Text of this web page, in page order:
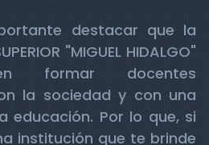
destacar que la
"MIGUEL HIDALGO"
formar docentes
la sociedad y con una
educación. Por lo que, si
institución que te brinde